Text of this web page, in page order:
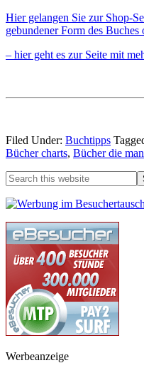
Hier gelangen Sie zur Shop-
gebundener Form des
– hier geht es zur Seite mit
Filed Under: Buchtipps
Bücher charts, Bücher die
Werbeanzeige